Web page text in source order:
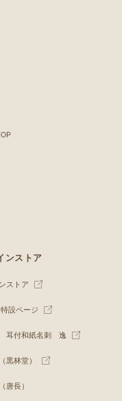
ンストア
ストア
設ページ
耳付和紙名刺 逸
黒林堂）
唐長）